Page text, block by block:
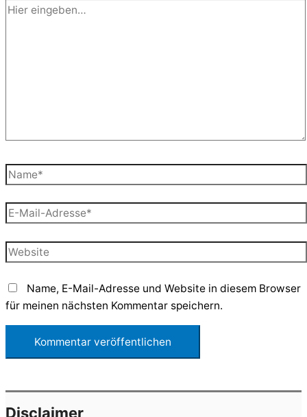
Hier
Name*
E-
Mail-
Adresse*
Website
Name, E-Mail-Adresse und Website in diesem Browser
für meinen nächsten Kommentar speichern.
Disclaimer